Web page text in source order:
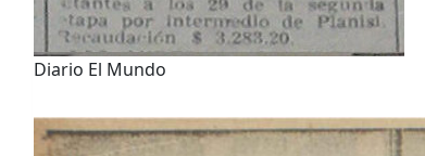
Diario El Mundo